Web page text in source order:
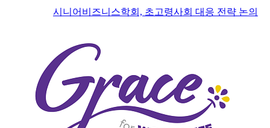
시니어비즈니스학회, 초고령사회 대응 전략 논의